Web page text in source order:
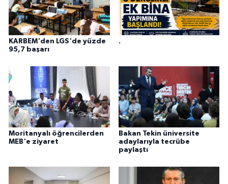
KARBEM'den LGS'de yüzde
95,7 başarı
.
Moritanyalı öğrencilerden
MEB'e ziyaret
Bakan Tekin üniversite
adaylarıyla tecrübe
paylaştı